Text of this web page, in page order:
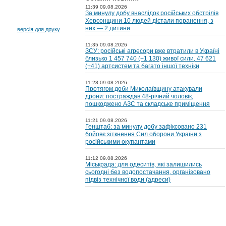
версія для друку
11:39 09.08.2026
За минулу добу внаслідок російських обстрілів
Херсонщини 10 людей дістали поранення, з
них — 2 дитини
11:35 09.08.2026
ЗСУ: російські агресори вже втратили в Україні
близько 1 457 740 (+1 130) живої сили, 47 621
(+41) артсистем та багато іншої техніки
11:28 09.08.2026
Протягом доби Миколаївщину атакували
дрони: постраждав 48-річний чоловік,
пошкоджено АЗС та складське приміщення
11:21 09.08.2026
Генштаб: за минулу добу зафіксовано 231
бойовє зіткнення Сил оборони України з
російськими окупантами
11:12 09.08.2026
Міськрада: для одеситів, які залишились
сьогодні без водопостачання, організовано
підвіз технічної води (адреси)